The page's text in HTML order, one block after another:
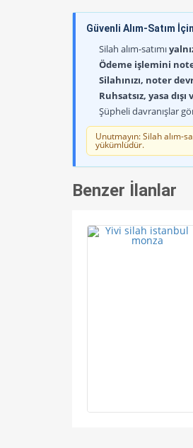
Güvenli Alım-Satım
Silah alım-satımı
Ödeme işlemini
Silahınızı, noter
Ruhsatsız, yasa
Şüpheli davranışlar
Unutmayın: Silah alım-
yükümlüdür.
Benzer İlanlar